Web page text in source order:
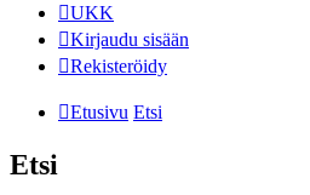
UKK
Kirjaudu sisään
Rekisteröidy
Etusivu Etsi
Etsi